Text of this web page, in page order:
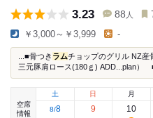
3.23 88 人
￥3,000～￥3,999 -
...■骨つき ラムチョップのグリル NZ産
三元豚肩ロース(180ｇ) ADD...plan）
空席
情報
土
8/8
日
9
月
10